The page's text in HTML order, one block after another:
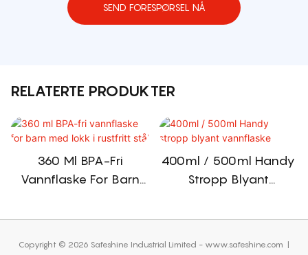
SEND FORESPØRSEL NÅ
RELATERTE PRODUKTER
360 Ml BPA-Fri
Vannflaske For Barn
400ml / 500ml Handy
Stropp Blyant
Copyright © 2026 Safeshine Industrial Limited - www.safeshine.com |